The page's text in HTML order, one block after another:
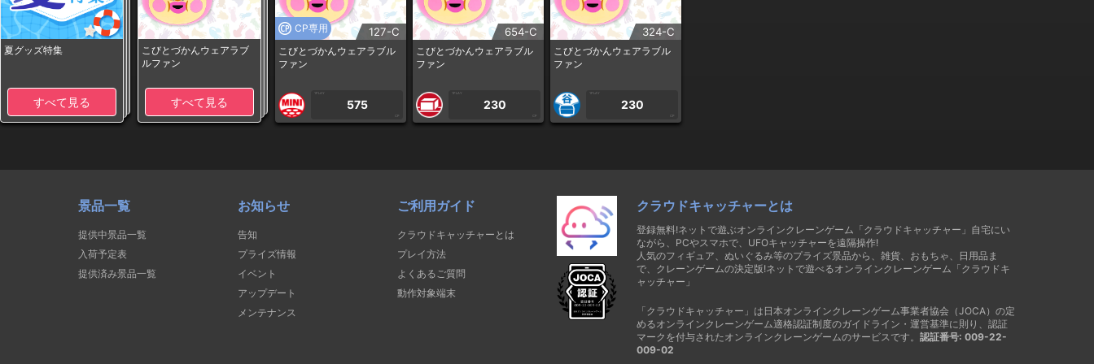
夏グッズ特集
すべて見る
こびとづかんウェアラブ
ルファン
すべて見る
CP専用 127-C
こびとづかんウェアラブル
ファン
1PLAY
575
CP
654-C
こびとづかんウェアラブル
ファン
1PLAY
230
CP
324-C
こびとづかんウェアラブル
ファン
1PLAY
230
CP
景品一覧
提供中景品一覧
入荷予定表
提供済み景品一覧
お知らせ
告知
プライズ情報
イベント
アップデート
メンテナンス
ご利用ガイド
クラウドキャッチャーとは
プレイ方法
よくあるご質問
動作対象端末
クラウドキャッチャーとは
登録無料!ネットで遊ぶオンラインクレーンゲーム「クラウドキャッチャー」自宅にい
ながら、PCやスマホで、UFOキャッチャーを遠隔操作!
人気のフィギュア、ぬいぐるみ等のプライズ景品から、雑貨、おもちゃ、日用品ま
で、クレーンゲームの決定版!ネットで遊べるオンラインクレーンゲーム「クラウドキ
ャッチャー」
「クラウドキャッチャー」は日本オンラインクレーンゲーム事業者協会（JOCA）の定
めるオンラインクレーンゲーム適格認証制度のガイドライン・運営基準に則り、認証
マークを付与されたオンラインクレーンゲームのサービスです。 認証番号: 009-22-
009-02